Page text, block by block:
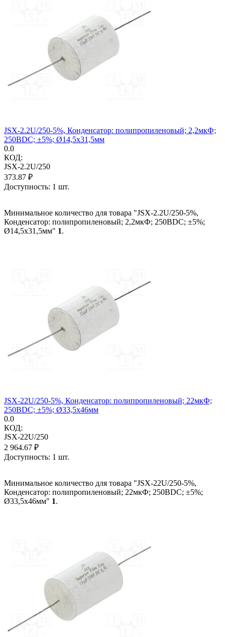
JSX-2.2U/250-5%, Конденсатор: полипропиленовый; 2,2мкФ;
250ВDC; ±5%; Ø14,5x31,5мм
0.0
КОД:
JSX-2.2U/250
373.87 ₽
Доступность: 1 шт.
Минимальное количество для товара "JSX-2.2U/250-5%,
Конденсатор: полипропиленовый; 2,2мкФ; 250ВDC; ±5%;
Ø14,5x31,5мм" 1.
JSX-22U/250-5%, Конденсатор: полипропиленовый; 22мкФ;
250ВDC; ±5%; Ø33,5x46мм
0.0
КОД:
JSX-22U/250
2 964.67 ₽
Доступность: 1 шт.
Минимальное количество для товара "JSX-22U/250-5%,
Конденсатор: полипропиленовый; 22мкФ; 250ВDC; ±5%;
Ø33,5x46мм" 1.